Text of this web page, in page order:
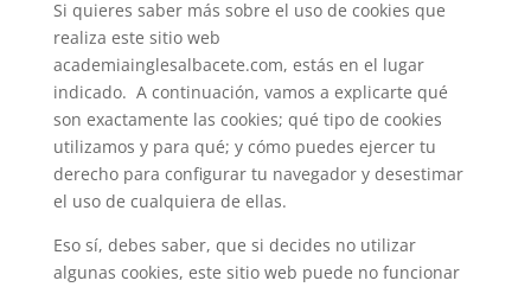
Si quieres saber más sobre el uso de cookies que
realiza este sitio web
academiainglesalbacete.com, estás en el lugar
indicado. A continuación, vamos a explicarte qué
son exactamente las cookies; qué tipo de cookies
utilizamos y para qué; y cómo puedes ejercer tu
derecho para configurar tu navegador y desestimar
el uso de cualquiera de ellas.
Eso sí, debes saber, que si decides no utilizar
algunas cookies, este sitio web puede no funcionar